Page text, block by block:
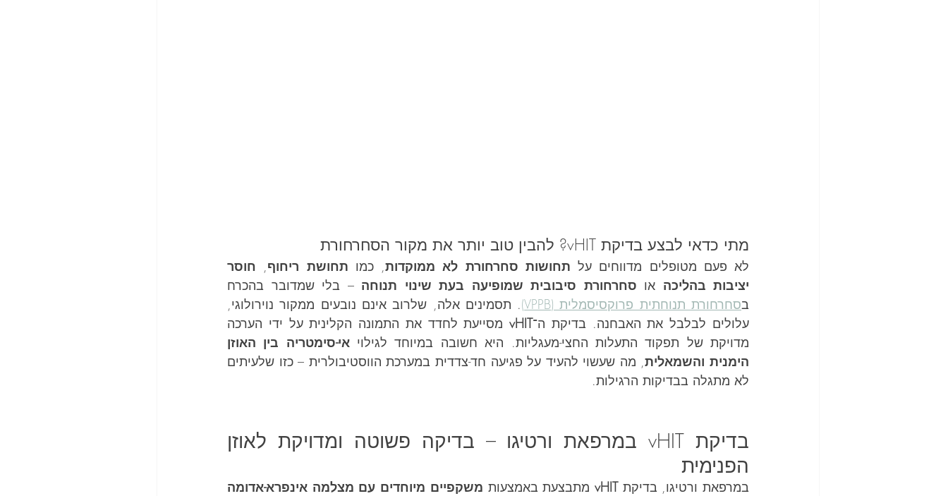
מתי כדאי לבצע בדיקת vHIT? להבין טוב יותר את מקור הסחרחורת
לא פעם מטופלים מדווחים על תחושות סחרחורת לא ממוקדות , כמו תחושת ריחוף
יציבות בהליכה או סחרחורת סיבובית שמופיעה בעת שינוי תנוחה
בסחרחורת תנוחתית פרוקסיסמלית (VPPB)
עלולים לבלבל את האבחנה. בדיקת ה־vHIT
מדויקת של תפקוד התעלות החצי-מעגליות. היא חשובה במיוחד לגילוי
הימנית והשמאלית
לא מתגלה בבדיקות הרגילות.
הפנימית
במרפאת ורטיגו, בדיקת vHIT מתבצעת באמצעות